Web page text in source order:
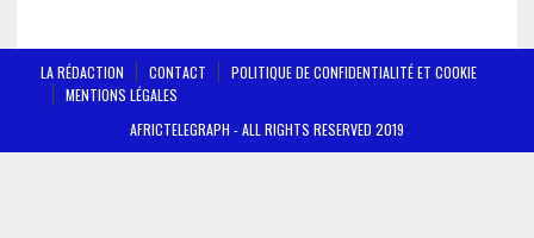
LA RÉDACTION CONTACT
POLITIQUE DE CONFIDENTIALITÉ ET COOKIE
MENTIONS LÉGALES
AFRICTELEGRAPH - ALL RIGHTS RESERVED 2019